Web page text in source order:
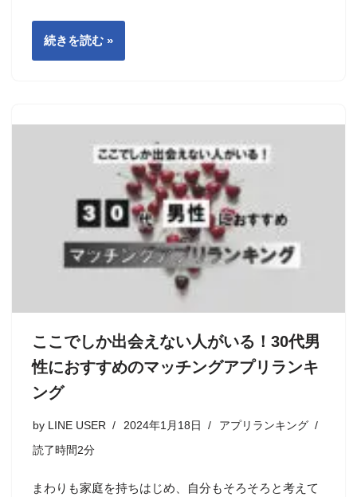
続きを読む »
ここでしか出会えない人がいる！30代男
性におすすめのマッチングアプリランキ
ング
by LINE USER 2024年1月18日 アプリランキング
読了時間2分
まわりも家庭を持ちはじめ、自分もそろそろと考えて